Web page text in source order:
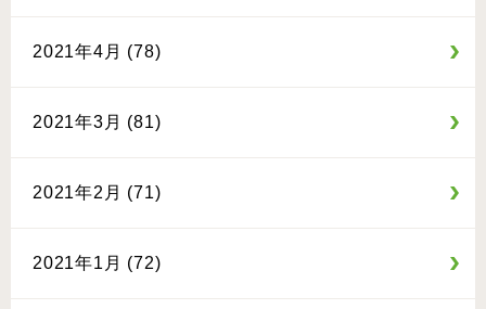
2021年4月 (78)
2021年3月 (81)
2021年2月 (71)
2021年1月 (72)